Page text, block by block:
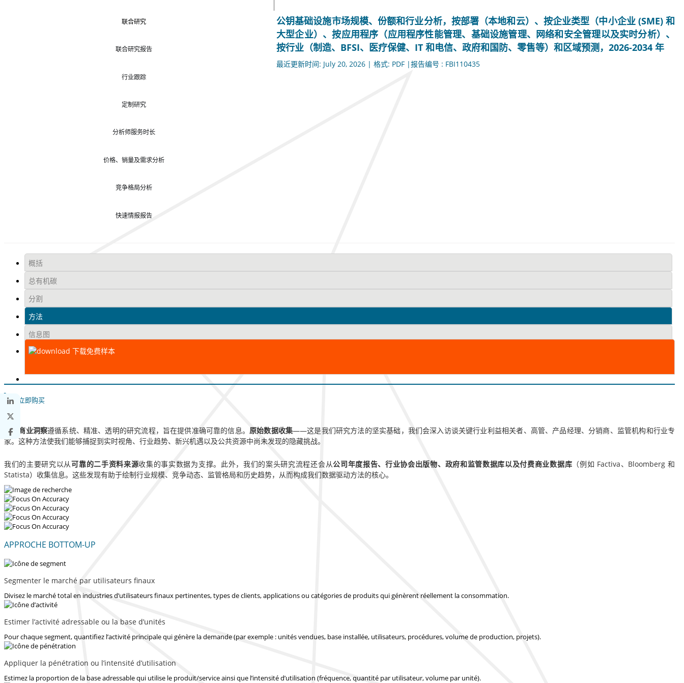
联合研究
联合研究报告
行业跟踪
定制研究
分析师服务时长
价格、销量及需求分析
竞争格局分析
快速情报报告
公钥基础设施市场规模、份额和行业分析，按部署（本地和云）、按企业类型（中小企业 (SME) 和
大型企业）、按应用程序（应用程序性能管理、基础设施管理、网络和安全管理以及实时分析）、
按行业（制造、BFSI、医疗保健、IT 和电信、政府和国防、零售等）和区域预测，2026-2034 年
最近更新时间: July 20, 2026 | 格式: PDF |报告编号 : FBI110435
概括
总有机碳
分割
方法
信息图
下载免费样本
立即购买
财富商业洞察遵循系统、精准、透明的研究流程，旨在提供准确可靠的信息。 原始数据收集——这是我们研究方法的坚实基础，我们会深入访谈关键行业利益相关者、高管、产品经理、分销商、监管机构和行业专
家。这种方法使我们能够捕捉到实时视角、行业趋势、新兴机遇以及公共资源中尚未发现的隐藏挑战。
我们的主要研究以从可靠的二手资料来源收集的事实数据为支撑。此外，我们的案头研究流程还会从公司年度报告、行业协会出版物、政府和监管数据库以及付费商业数据库 （例如 Factiva、Bloomberg 和
Statista）收集信息。这些发现有助于绘制行业规模、竞争动态、监管格局和历史趋势，从而构成我们数据驱动方法的核心。
APPROCHE BOTTOM-UP
Segmenter le marché par utilisateurs finaux
Divisez le marché total en industries d’utilisateurs finaux pertinentes, types de clients, applications ou catégories de produits qui génèrent réellement la consommation.
Estimer l’activité adressable ou la base d’unités
Pour chaque segment, quantifiez l’activité principale qui génère la demande (par exemple : unités vendues, base installée, utilisateurs, procédures, volume de production, projets).
Appliquer la pénétration ou l’intensité d’utilisation
Estimez la proportion de la base adressable qui utilise le produit/service ainsi que l’intensité d’utilisation (fréquence, quantité par utilisateur, volume par unité).